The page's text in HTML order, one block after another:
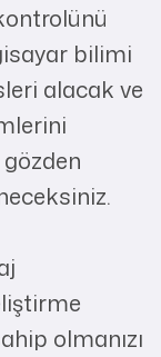
bilimi
alacak ve
olmanızı